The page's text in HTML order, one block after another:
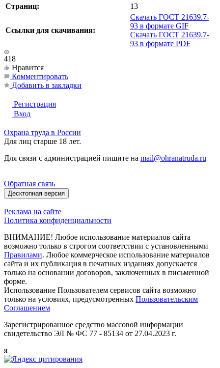
Страниц:
13
Ссылки для скачивания:
Скачать ГОСТ 21639.7-
93 в формате GIF
Скачать ГОСТ 21639.7-
93 в формате PDF
418
Нравится
Комментировать
Добавить в закладки
Регистрация
Вход
Охрана труда в России
Для лиц старше 18 лет.
Для связи с администрацией пишите на mail@ohranatruda.ru
Обратная связь
Десктопная версия
Реклама на сайте
Политика конфиденциальности
ВНИМАНИЕ! Любое использование материалов сайта
возможно только в строгом соответствии с установленными
Правилами. Любое коммерческое использование материалов
сайта и их публикация в печатных изданиях допускается
только на основании договоров, заключенных в письменной
форме.
Использование Пользователем сервисов сайта возможно
только на условиях, предусмотренных Пользовательским
Соглашением
Зарегистрированное средство массовой информации
свидетельство ЭЛ № ФС 77 - 85134 от 27.04.2023 г.
я